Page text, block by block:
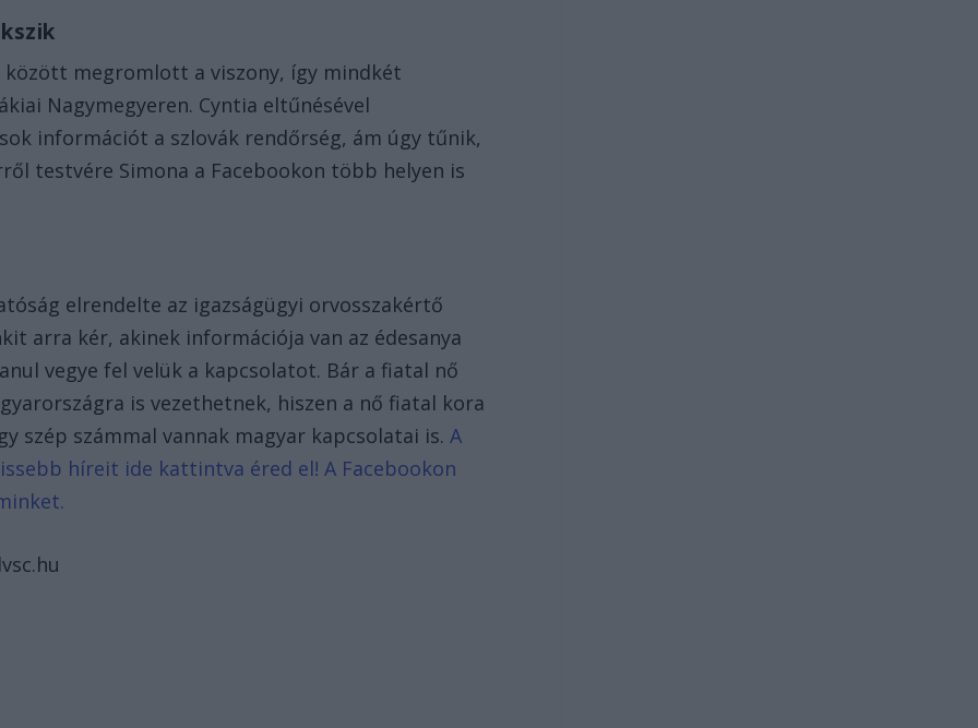
között megromlott a viszony, így mindkét
Nagymegyeren. Cyntia eltűnésével
információt a szlovák rendőrség, ám úgy tűnik,
testvére Simona a Facebookon több helyen is
elrendelte az igazságügyi orvosszakértő
arra kér, akinek információja van az édesanya
vegye fel velük a kapcsolatot. Bár a fiatal nő
is vezethetnek, hiszen a nő fiatal kora
szép számmal vannak magyar kapcsolatai is.A
híreit ide kattintva éred el! A Facebookon